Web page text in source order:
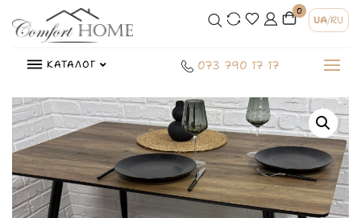
0
UA/RU
КАТАЛОГ 073 790 17 17